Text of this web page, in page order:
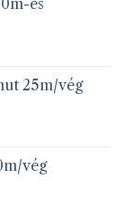
es
25m/vég
vég